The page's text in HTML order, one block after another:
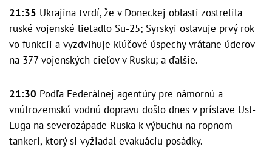
21:35 Ukrajina tvrdí, že v Doneckej oblasti zostrelila
ruské vojenské lietadlo Su-25; Syrskyi oslavuje prvý rok
vo funkcii a vyzdvihuje kľúčové úspechy vrátane úderov
na 377 vojenských cieľov v Rusku; a ďalšie.
21:30 Podľa Federálnej agentúry pre námornú a
vnútrozemskú vodnú dopravu došlo dnes v prístave Ust-
Luga na severozápade Ruska k výbuchu na ropnom
tankeri, ktorý si vyžiadal evakuáciu posádky.